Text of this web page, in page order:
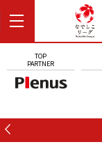
TOP
PARTNER